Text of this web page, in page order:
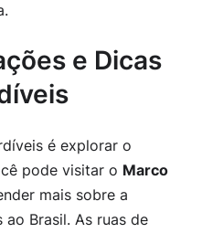
e Dicas
é explorar o
pode visitar o Marco
mais sobre a
Brasil. As ruas de